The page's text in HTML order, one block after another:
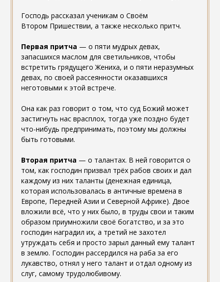
Господь рассказал ученикам о Своём
Втором Пришествии, а также несколько притч.
Первая притча — о пяти мудрых девах,
запасшихся маслом для светильников, чтобы
встретить грядущего Жениха, и о пяти неразумных
девах, по своей рассеянности оказавшихся
неготовыми к этой встрече.
Она как раз говорит о том, что суд Божий может
застигнуть нас врасплох, тогда уже поздно будет
что-нибудь предпринимать, поэтому мы должны
быть готовыми.
Вторая притча — о талантах. В ней говорится о
том, как господин призвал трёх рабов своих и дал
каждому из них таланты (денежная единица,
которая использовалась в античные времена в
Европе, Передней Азии и Северной Африке). Двое
вложили всё, что у них было, в труды свои и таким
образом приумножили своё богатство, и за это
господин наградил их, а третий не захотел
утруждать себя и просто зарыл данный ему талант
в землю. Господин рассердился на раба за его
лукавство, отнял у него талант и отдал одному из
слуг, самому трудолюбивому.